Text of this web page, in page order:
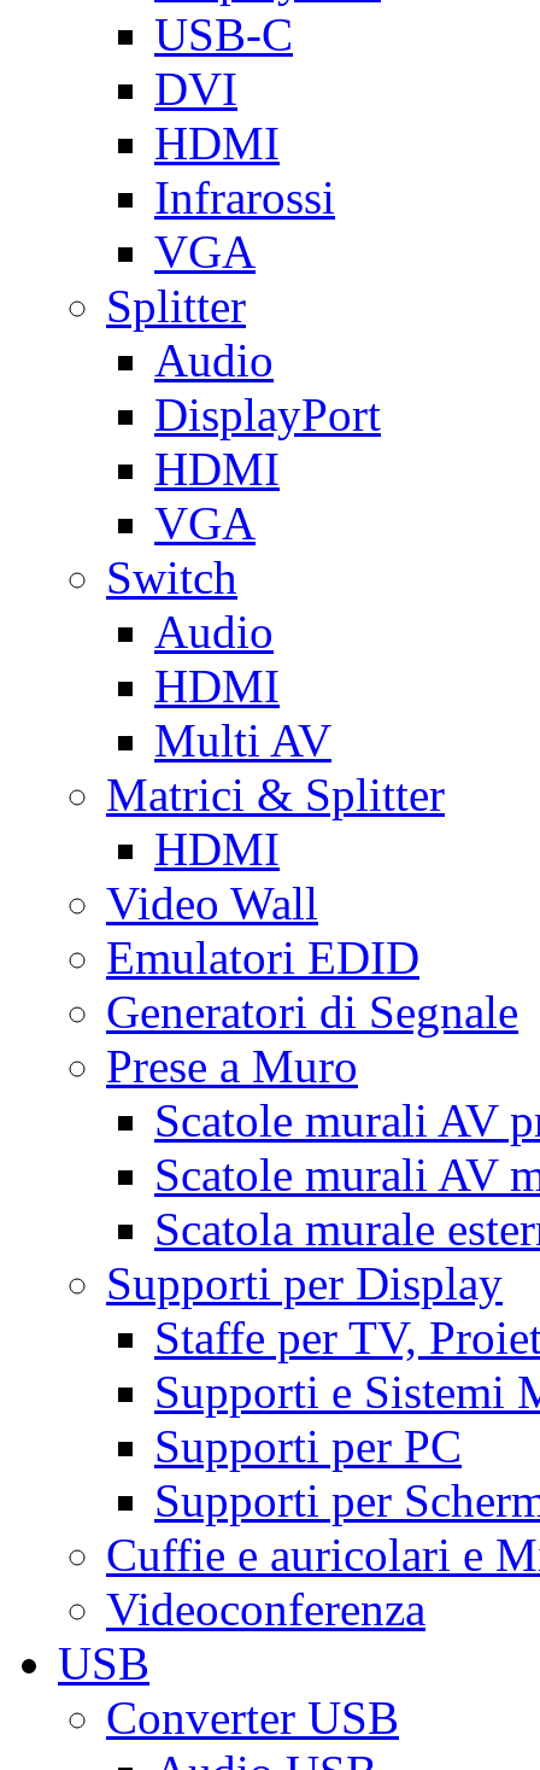
USB-C
DVI
HDMI
Infrarossi
VGA
Splitter
Audio
DisplayPort
HDMI
VGA
Switch
Audio
HDMI
Multi AV
Matrici & Splitter
HDMI
Video Wall
Emulatori EDID
Generatori di Segnale
Prese a Muro
Scatole murali AV
Scatole murali AV
Scatola murale
Supporti per Display
Staffe per TV,
Supporti e Sistemi
Supporti per PC
Supporti per
Cuffie e auricolari e
Videoconferenza
USB
Converter USB